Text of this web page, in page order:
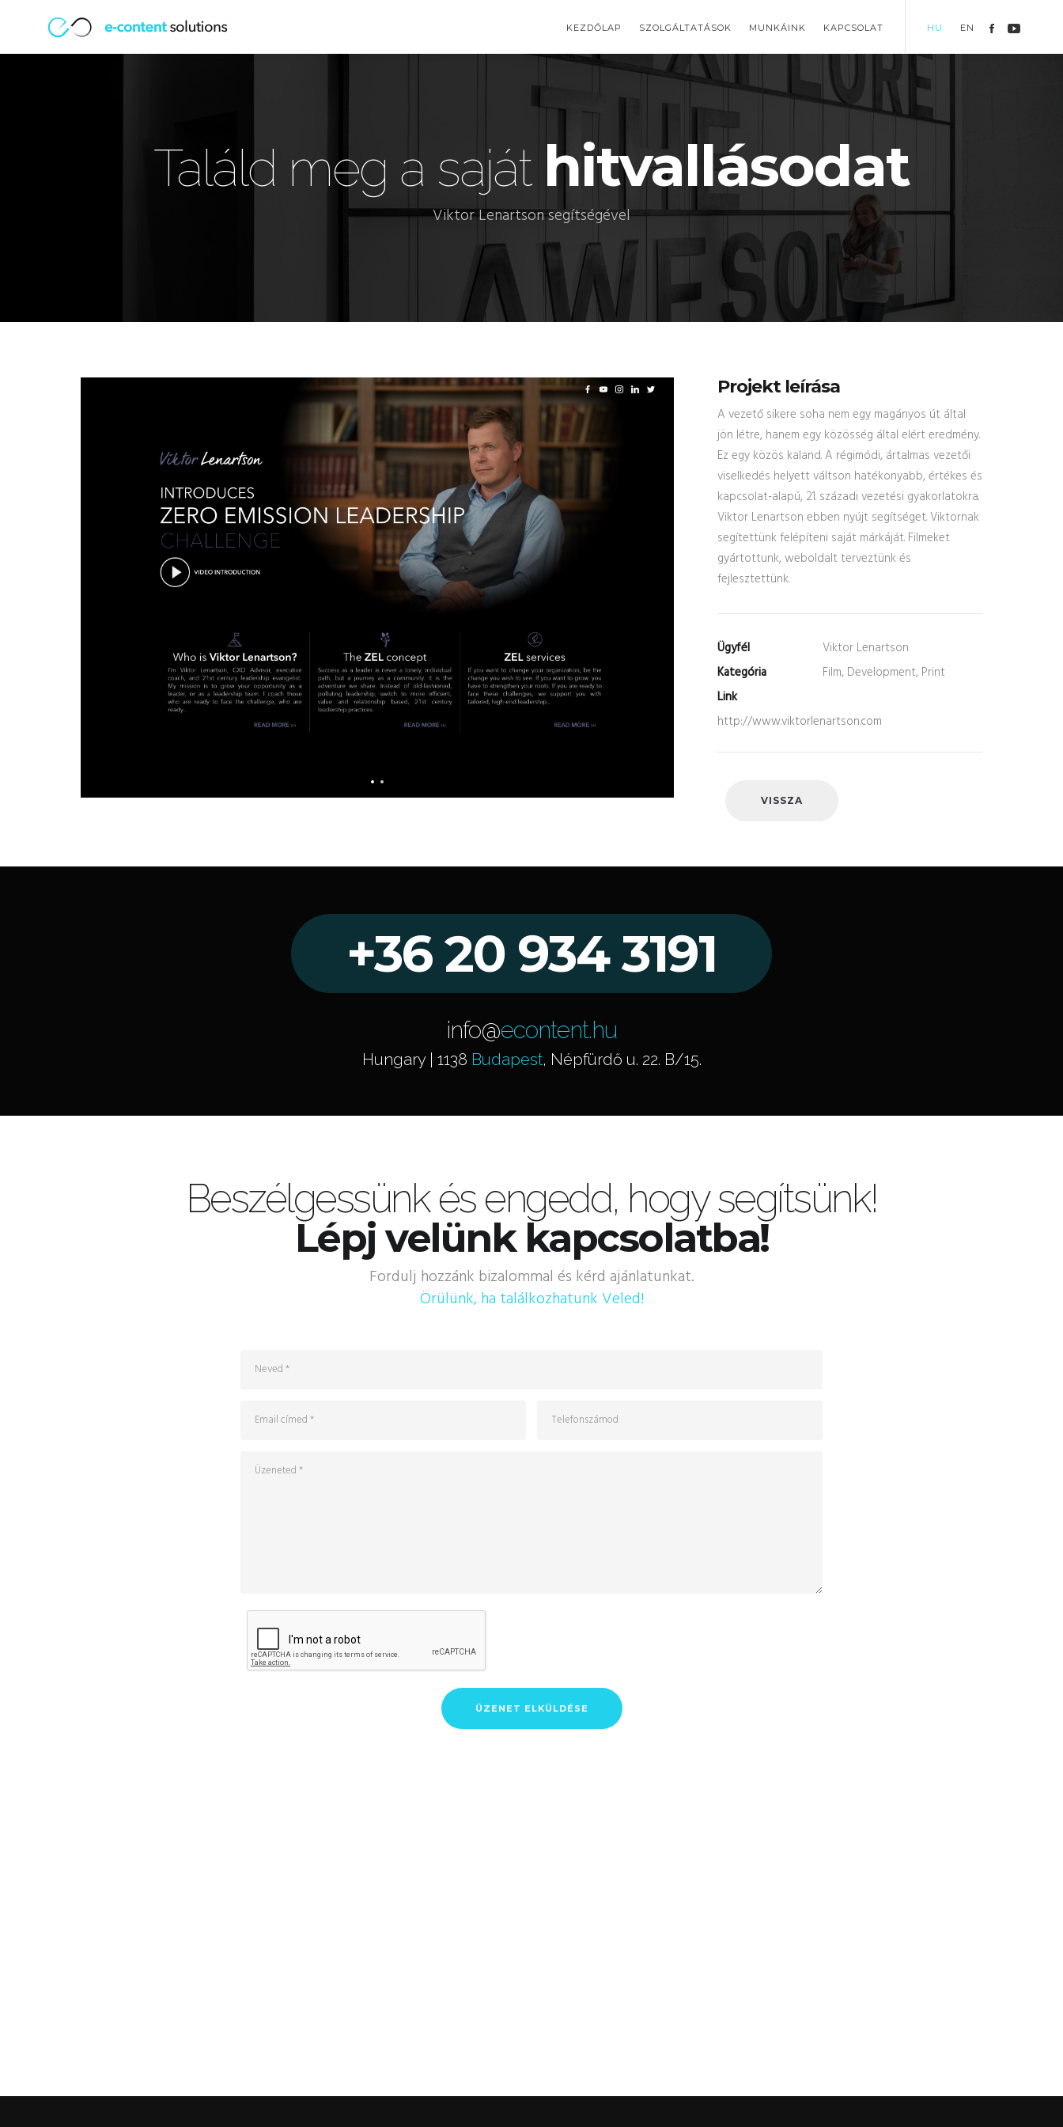
KEZDŐLAP SZOLGÁLTATÁSOK MUNKÁINK KAPCSOLAT HU EN
Találd meg a saját hitvallásodat
Viktor Lenartson segítségével
Projekt leírása
A vezető sikere soha nem egy magányos út által
jön létre, hanem egy közösség által elért eredmény.
Ez egy közös kaland. A régimódi, ártalmas vezetői
viselkedés helyett váltson hatékonyabb, értékes és
kapcsolat-alapú, 21. századi vezetési gyakorlatokra.
Viktor Lenartson ebben nyújt segítséget. Viktornak
segítettünk felépíteni saját márkáját. Filmeket
gyártottunk, weboldalt terveztünk és
fejlesztettünk.
Ügyfél
Viktor Lenartson
Kategória
Film, Development, Print
Link
http://www.viktorlenartson.com
VISSZA
+36 20 934 3191
info@econtent.hu
Hungary | 1138 Budapest, Népfürdő u. 22. B/15.
Beszélgessünk és engedd, hogy segítsünk!
Lépj velünk kapcsolatba!
Fordulj hozzánk bizalommal és kérd ajánlatunkat.
Örülünk, ha találkozhatunk Veled!